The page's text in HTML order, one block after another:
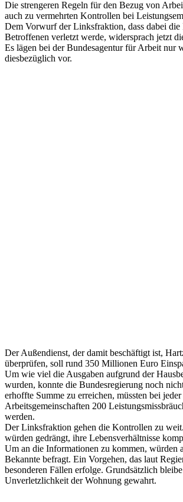
Die strengeren Regeln für den Bezug von
auch zu vermehrten Kontrollen bei
Dem Vorwurf der Linksfraktion, dass dabei die
Betroffenen verletzt werde, widersprach jetzt
Es lägen bei der Bundesagentur für Arbeit nur
diesbezüglich vor.
Der Außendienst, der damit beschäftigt ist,
überprüfen, soll rund 350 Millionen Euro
Um wie viel die Ausgaben aufgrund der
wurden, konnte die Bundesregierung noch
erhoffte Summe zu erreichen, müssten bei
Arbeitsgemeinschaften 200
werden.
Der Linksfraktion gehen die Kontrollen zu
würden gedrängt, ihre Lebensverhältnisse
Um an die Informationen zu kommen, würden
Bekannte befragt. Ein Vorgehen, das laut
besonderen Fällen erfolge. Grundsätzlich
Unverletzlichkeit der Wohnung gewahrt.